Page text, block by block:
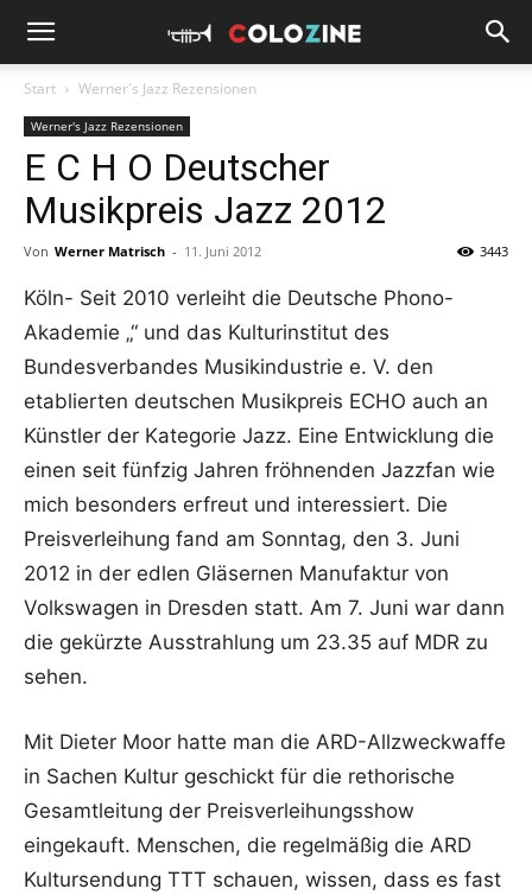
Start Werner's Jazz Rezensionen
Werner's Jazz Rezensionen
E C H O Deutscher
Musikpreis Jazz 2012
Von Werner Matrisch - 11. Juni 2012 3443
Köln- Seit 2010 verleiht die Deutsche Phono-
Akademie „“ und das Kulturinstitut des
Bundesverbandes Musikindustrie e. V. den
etablierten deutschen Musikpreis ECHO auch an
Künstler der Kategorie Jazz. Eine Entwicklung die
einen seit fünfzig Jahren fröhnenden Jazzfan wie
mich besonders erfreut und interessiert. Die
Preisverleihung fand am Sonntag, den 3. Juni
2012 in der edlen Gläsernen Manufaktur von
Volkswagen in Dresden statt. Am 7. Juni war dann
die gekürzte Ausstrahlung um 23.35 auf MDR zu
sehen.
Mit Dieter Moor hatte man die ARD-Allzweckwaffe
in Sachen Kultur geschickt für die rethorische
Gesamtleitung der Preisverleihungsshow
eingekauft. Menschen, die regelmäßig die ARD
Kultursendung TTT schauen, wissen, dass es fast